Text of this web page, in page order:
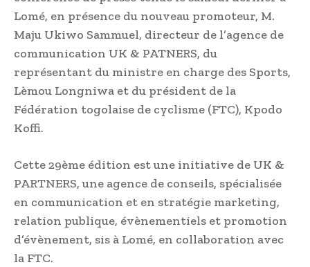
Lomé, en présence du nouveau promoteur, M.
Maju Ukiwo Sammuel, directeur de l’agence de
communication UK & PATNERS, du
représentant du ministre en charge des Sports,
Lèmou Longniwa et du président de la
Fédération togolaise de cyclisme (FTC), Kpodo
Koffi.
Cette 29ème édition est une initiative de UK &
PARTNERS, une agence de conseils, spécialisée
en communication et en stratégie marketing,
relation publique, évènementiels et promotion
d’évènement, sis à Lomé, en collaboration avec
la FTC.